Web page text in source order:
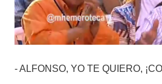
- ALFONSO, YO TE QUIERO,